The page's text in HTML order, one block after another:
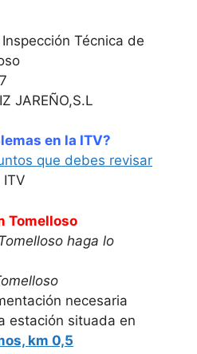
Técnica de
JAREÑO,S.L
en la ITV?
que debes revisar
Tomelloso
haga lo
necesaria
estación situada en
km 0,5